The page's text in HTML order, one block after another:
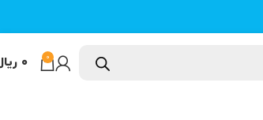
0 ۰